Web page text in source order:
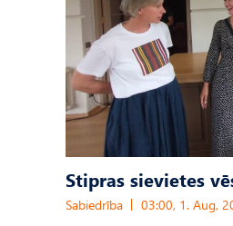
Stipras sievietes
Sabiedrība 03:00, 1. Aug,